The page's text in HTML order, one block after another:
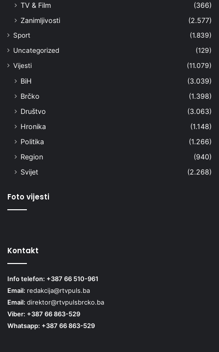
TV & Film
(366)
Zanimljivosti
(2.577)
Sport
(1.839)
Uncategorized
(129)
Vijesti
(11.079)
BiH
(3.039)
Brčko
(1.398)
Društvo
(3.063)
Hronika
(1.148)
Politika
(1.266)
Region
(940)
Svijet
(2.268)
Foto vijesti
Kontakt
Info telefon: +387 66 510-961
Email: redakcija@rtvpuls.ba
Email: direktor@rtvpulsbrcko.ba
Viber: +387 66 863-529
Whatsapp: +387 66 863-529